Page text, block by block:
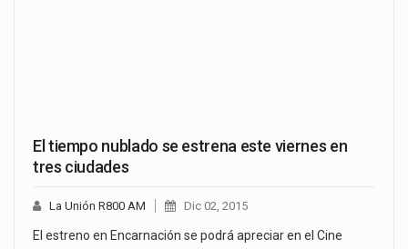
El tiempo nublado se estrena este viernes en
tres ciudades
La Unión R800 AM Dic 02, 2015
El estreno en Encarnación se podrá apreciar en el Cine